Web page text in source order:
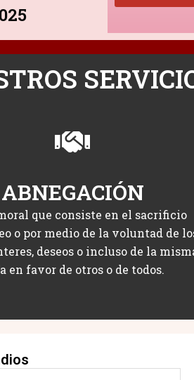
ABNEGACIÓN
que consiste en el sacrificio
o por medio de la voluntad de
deseos o incluso de la
en favor de otros o de todos.